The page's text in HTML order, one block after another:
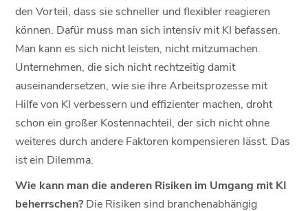
den Vorteil, dass sie schneller und flexibler reagieren
können. Dafür muss man sich intensiv mit KI befassen.
Man kann es sich nicht leisten, nicht mitzumachen.
Unternehmen, die sich nicht rechtzeitig damit
auseinandersetzen, wie sie ihre Arbeitsprozesse mit
Hilfe von KI verbessern und effizienter machen, droht
schon ein großer Kostennachteil, der sich nicht ohne
weiteres durch andere Faktoren kompensieren lässt. Das
ist ein Dilemma.
Wie kann man die anderen Risiken im Umgang mit KI
beherrschen? Die Risiken sind branchenabhängig